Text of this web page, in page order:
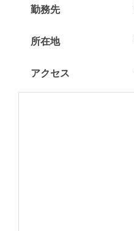
勤務先
所在地
アクセス